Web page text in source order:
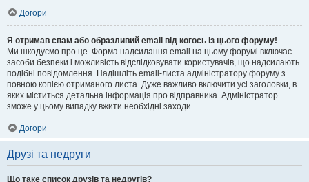
Догори
Я отримав спам або образливий email від когось із цього форуму!
Ми шкодуємо про це. Форма надсилання email на цьому форумі включає
засоби безпеки і можливість відслідковувати користувачів, що надсилають
подібні повідомлення. Надішліть email-листа адміністратору форуму з
повною копією отриманого листа. Дуже важливо включити усі заголовки, в
яких міститься детальна інформація про відправника. Адміністратор
зможе у цьому випадку вжити необхідні заходи.
Догори
Друзі та недруги
Що таке список друзів та недругів?